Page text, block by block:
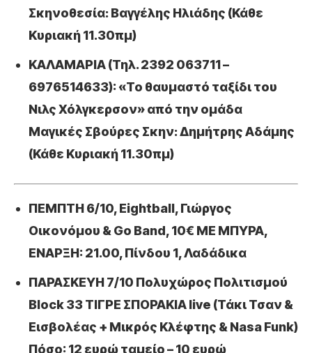
Σκηνοθεσία: Βαγγέλης Ηλιάδης (Κάθε
Κυριακή 11.30πμ)
ΚΑΛΑΜΑΡΙΑ (Τηλ. 2392 063711 –
6976514633): «Το θαυμαστό ταξίδι του
Νιλς Χόλγκερσον» από την ομάδα
Μαγικές Σβούρες Σκην: Δημήτρης Αδάμης
(Κάθε Κυριακή 11.30πμ)
ΠΕΜΠΤΗ 6/10, Eightball, Γιώργος
Οικονόμου & Go Band, 10€ ΜΕ ΜΠΥΡΑ,
ΕΝΑΡΞΗ: 21.00, Πίνδου 1, Λαδάδικα
ΠΑΡΑΣΚΕΥΗ 7/10 Πολυχώρος Πολιτισμού
Block 33 ΤΙΓΡΕ ΣΠΟΡΑΚΙΑ live (Τάκι Τσαν &
Εισβολέας + Μικρός Κλέφτης & Nasa Funk)
Πόσο: 12 ευρώ ταμείο – 10 ευρώ